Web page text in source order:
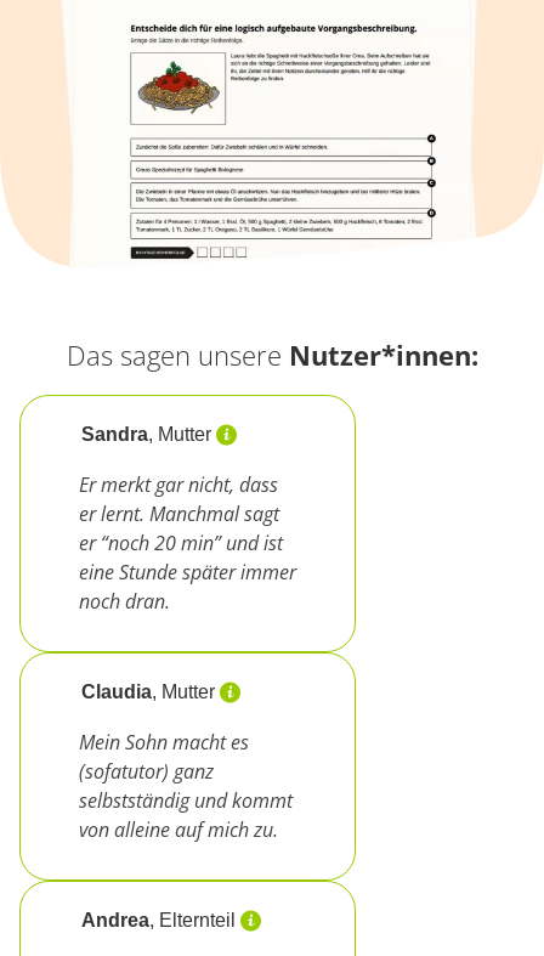
Das sagen unsere Nutzer*innen:
Sandra, Mutter
Er merkt gar nicht, dass
er lernt. Manchmal sagt
er “noch 20 min” und ist
eine Stunde später immer
noch dran.
Claudia, Mutter
Mein Sohn macht es
(sofatutor) ganz
selbstständig und kommt
von alleine auf mich zu.
Andrea, Elternteil